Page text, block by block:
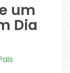
um
Dia